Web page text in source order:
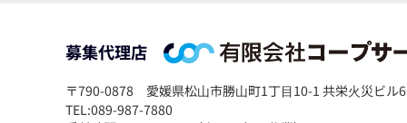
募集代理店
〒790-0878
愛媛県松⼭市勝⼭町1丁⽬10-1 共栄⽕災ビル
TEL:089-987-7880